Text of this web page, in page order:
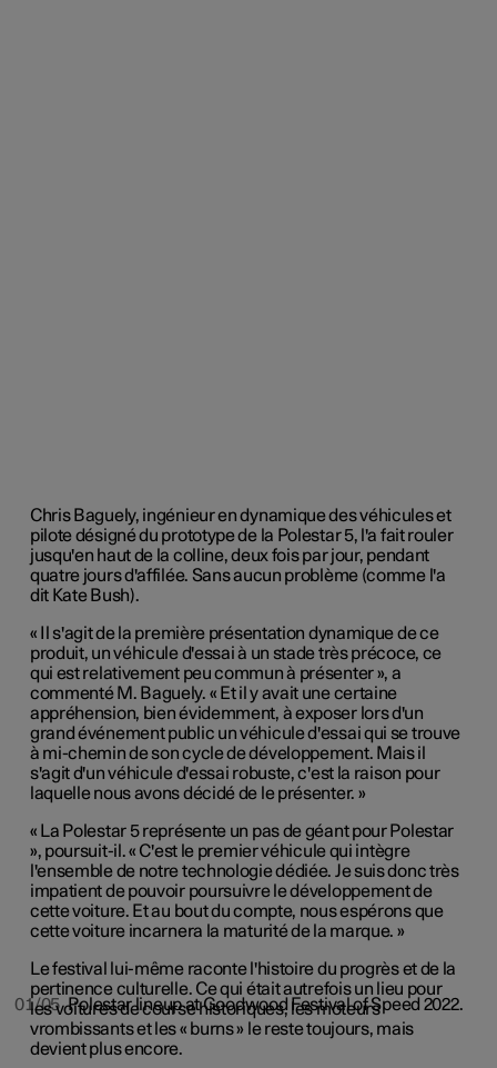
01/05 Polestar lineup at Goodwood Festival of Speed 2022.
Chris Baguely, ingénieur en dynamique des véhicules et
pilote désigné du prototype de la Polestar 5, l'a fait rouler
jusqu'en haut de la colline, deux fois par jour, pendant
quatre jours d'affilée. Sans aucun problème (comme l'a
dit Kate Bush).
« Il s'agit de la première présentation dynamique de ce
produit, un véhicule d'essai à un stade très précoce, ce
qui est relativement peu commun à présenter », a
commenté M. Baguely. « Et il y avait une certaine
appréhension, bien évidemment, à exposer lors d'un
grand événement public un véhicule d'essai qui se trouve
à mi-chemin de son cycle de développement. Mais il
s'agit d'un véhicule d'essai robuste, c'est la raison pour
laquelle nous avons décidé de le présenter. »
« La Polestar 5 représente un pas de géant pour Polestar
», poursuit-il. « C'est le premier véhicule qui intègre
l'ensemble de notre technologie dédiée. Je suis donc très
impatient de pouvoir poursuivre le développement de
cette voiture. Et au bout du compte, nous espérons que
cette voiture incarnera la maturité de la marque. »
Le festival lui-même raconte l'histoire du progrès et de la
pertinence culturelle. Ce qui était autrefois un lieu pour
les voitures de course historiques, les moteurs
vrombissants et les « burns » le reste toujours, mais
devient plus encore.